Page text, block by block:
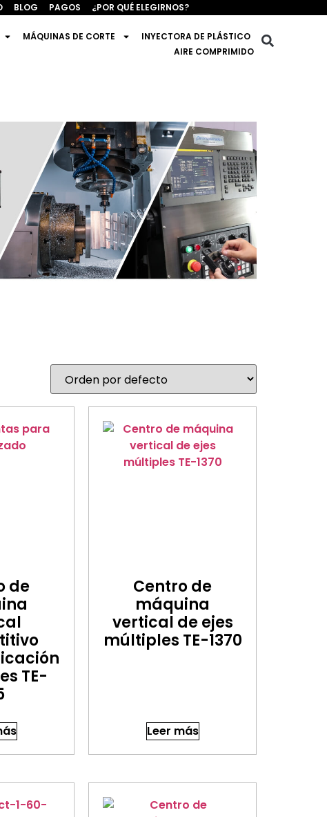
BLOG PAGOS ¿POR QUÉ ELEGIRNOS?
MÁQUINAS DE CORTE
INYECTORA DE PLÁSTICO
AIRE COMPRIMIDO
de
TE-
Centro de
máquina
vertical de ejes
múltiples TE-1370
Leer más